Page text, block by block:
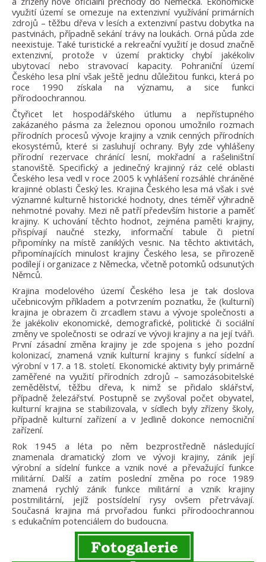
využití území se omezuje na extenzivní využívání primárních
zdrojů – těžbu dřeva v lesích a extenzivní pastvu dobytka na
pastvinách, případně sekání trávy na loukách. Orná půda zde
neexistuje. Také turistické a rekreační využití je dosud značně
extenzivní, protože v území prakticky chybí jakékoliv
ubytovací nebo stravovací kapacity. Pohraniční území
Českého lesa plní však ještě jednu důležitou funkci, která po
roce 1990 získala na významu, a sice funkci
přírodoochrannou.
Čtyřicet let hospodářského útlumu a nepřístupného
zakázaného pásma za železnou oponou umožnilo rozmach
přírodních procesů vývoje krajiny a vznik cenných přírodních
ekosystémů, které si zasluhují ochrany. Byly zde vyhlášeny
přírodní rezervace chránící lesní, mokřadní a rašeliništní
stanoviště. Specifický a jedinečný krajinný ráz celé oblasti
Českého lesa vedl v roce 2005 k vyhlášení rozsáhlé chráněné
krajinné oblasti Český les. Krajina Českého lesa má však i své
významné kulturně historické hodnoty, dnes téměř výhradně
nehmotné povahy. Mezi ně patří především historie a paměť
krajiny. K uchování těchto hodnot, zejména paměti krajiny,
přispívají naučné stezky, informační tabule či pietní
připomínky na místě zaniklých vesnic. Na těchto aktivitách,
připomínajících minulost krajiny Českého lesa, se přirozeně
podílejí i organizace z Německa, včetně potomků odsunutých
Němců.
Krajina modelového území Českého lesa je tak doslova
učebnicovým příkladem a potvrzením poznatku, že (kulturní)
krajina je obrazem či zrcadlem stavu a vývoje společnosti a
že jakékoliv ekonomické, demografické, politické či sociální
změny ve společnosti se odrazí ve vývoji krajiny a na její tváři.
První zásadní změna krajiny je zde spojena s jeho pozdní
kolonizací, znamená vznik kulturní krajiny s funkcí sídelní a
výrobní v 17. a 18. století. Ekonomické aktivity byly primárně
zaměřené na využití přírodních zdrojů – samozásobitelské
zemědělství, těžbu dřeva, k nimž se přidalo sklářství,
případně železářství. Postupně se zvyšoval počet obyvatel,
kulturní krajina se stabilizovala, v sídlech byly zřízeny školy,
případně kulturní zařízení a v Jedlině dokonce nemocniční
zařízení.
Rok 1945 a léta po něm bezprostředně následující
znamenala dramatický zlom ve vývoji krajiny, zánik její
výrobní a sídelní funkce a vznik nové a převažující funkce
militární. Další a zatím poslední změna po roce 1989
znamená rychlý zánik funkce militární a vznik krajiny
postmilitární, jejíž postsídelní rysy ovšem přetrvávají.
Současná krajina má prvořadou funkci přírodoochrannou
s edukačním potenciálem do budoucna.